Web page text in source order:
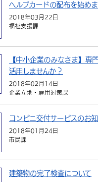
ヘルプカードの配布を始めま
2018年03月22日
福祉支援課
【中小企業のみなさま】専
活用しませんか？
2018年02月14日
企業立地・雇用対策課
コンビニ交付サービスのお
2018年01月24日
市民課
建築物の完了検査について